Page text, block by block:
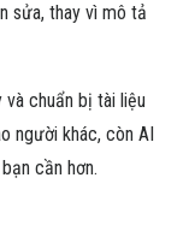
sửa, thay vì mô tả
chuẩn bị tài liệu
người khác, còn AI
cần hơn.